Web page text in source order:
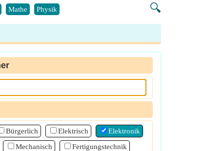
🔍
Mathe Physik
Bürgerlich Elektrisch
Elektronik
Mechanisch
Fertigungstechnik